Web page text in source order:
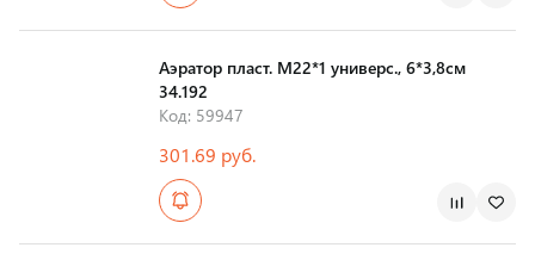
Аэратор пласт. М22*1 универс., 6*3,8см
34.192
Код: 59947
301.69 руб.